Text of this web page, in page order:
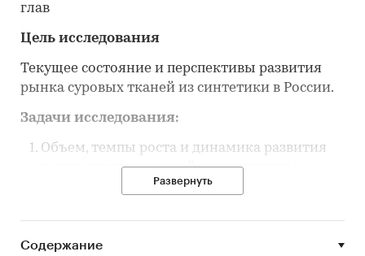
глав
Цель исследования
Текущее состояние и перспективы развития
рынка суровых тканей из синтетики в России.
Задачи исследования:
Объем, темпы роста и динамика развития
рынка суровых тканей из синтетики в
Развернуть
Содержание